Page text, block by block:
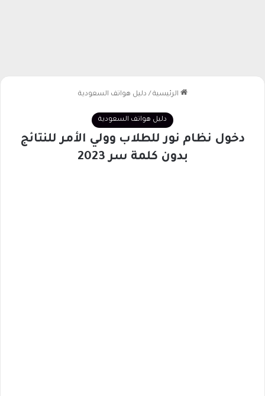
الرئيسية / دليل هواتف السعودية
دليل هواتف السعودية
دخول نظام نور للطلاب وولي الأمر للنتائج
بدون كلمة سر 2023